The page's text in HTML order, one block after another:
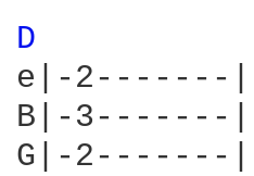
D
e|-2-------|
B|-3-------|
G|-2-------|